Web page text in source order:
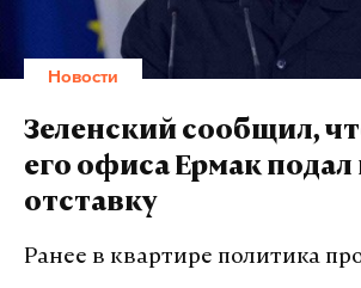
что «проводимые в «Данко»
соответствовали общепринятым
По итогам проверки выговоры
проректор ЛЭТИ по молодежной
Иванова, начальник управления
политике и воспитательной работе
Мулюкина, документовед
молодежной политике и
Новости
Зеленский сообщил,
его офиса Ермак подал
отставку
Ранее в квартире политика